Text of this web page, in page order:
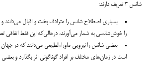
شانس ۳ تعریف دارند:
بسیاری اصطلاح شانس را مترادف بخت و اقبال می‌دانند
را خوش‌شانسی به شمار می‌آورند، درحالی‌که این فقط اتفاقی
بعضی شانس را نیرویی ماوراءالطبیعی می‌دانند که در
است در زمان‌های مختلف بر افراد گوناگونی اثر بگذارد و بعضی